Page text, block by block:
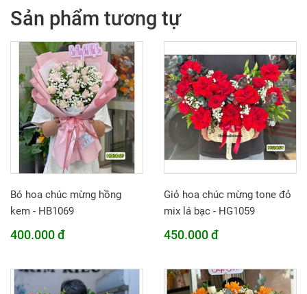
Sản phẩm tương tự
Bó hoa chúc mừng hồng
kem - HB1069
400.000 đ
Giỏ hoa chúc mừng tone đỏ
mix lá bạc - HG1059
450.000 đ